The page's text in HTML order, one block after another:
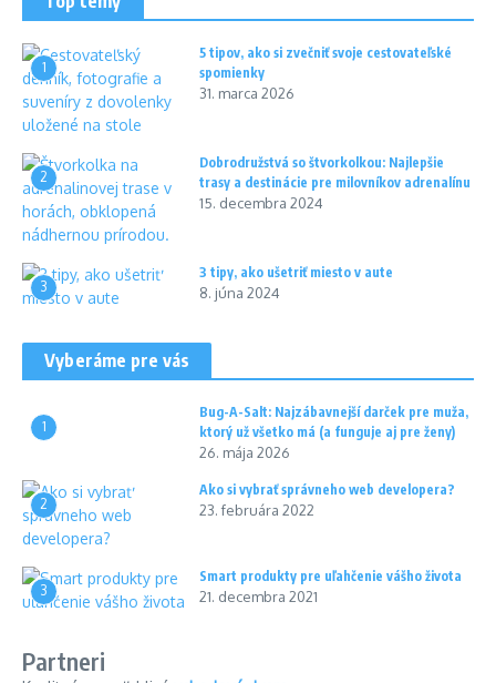
1
5 tipov, ako si zvečniť svoje cestovateľské
spomienky
31. marca 2026
2
Dobrodružstvá so štvorkolkou: Najlepšie
trasy a destinácie pre milovníkov adrenalínu
15. decembra 2024
3
3 tipy, ako ušetriť miesto v aute
8. júna 2024
Vyberáme pre vás
1
Bug-A-Salt: Najzábavnejší darček pre muža,
ktorý už všetko má (a funguje aj pre ženy)
26. mája 2026
2
Ako si vybrať správneho web developera?
23. februára 2022
3
Smart produkty pre uľahčenie vášho života
21. decembra 2021
Partneri